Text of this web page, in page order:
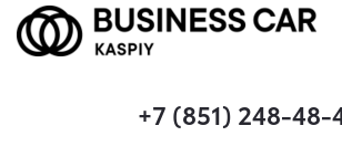
+7 (851) 248-48-